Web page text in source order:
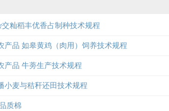
交籼稻丰优香占制种技术规程
产品 如皋黄鸡（肉用）饲养技术规程
产品 牛蒡生产技术规程
小麦与秸秆还田技术规程
质棉